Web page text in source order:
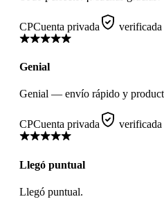
CPCuenta privada verificada
Genial
Genial — envío rápido y
CPCuenta privada verificada
Llegó puntual
Llegó puntual.